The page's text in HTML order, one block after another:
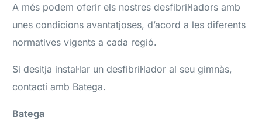
A més podem oferir els nostres desfibril·ladors amb
unes condicions avantatjoses, d’acord a les diferents
normatives vigents a cada regió.
Si desitja instal·lar un desfibril·lador al seu gimnàs,
contacti amb Batega.
Batega